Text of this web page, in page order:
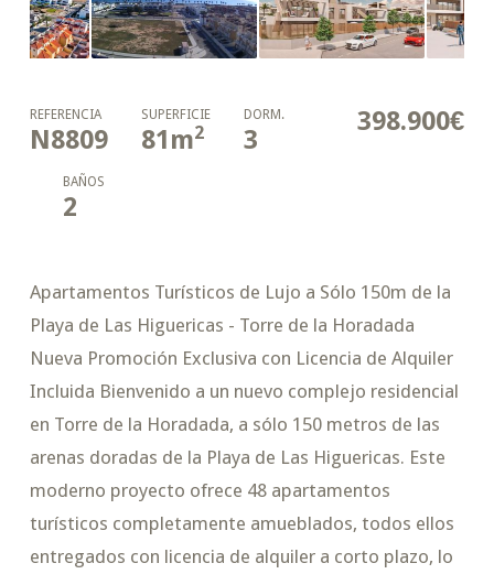
398.900€
REFERENCIA
N8809
SUPERFICIE
81m2
DORM.
3
BAÑOS
2
Apartamentos Turísticos de Lujo a Sólo 150m de la
Playa de Las Higuericas - Torre de la Horadada
Nueva Promoción Exclusiva con Licencia de Alquiler
Incluida Bienvenido a un nuevo complejo residencial
en Torre de la Horadada, a sólo 150 metros de las
arenas doradas de la Playa de Las Higuericas. Este
moderno proyecto ofrece 48 apartamentos
turísticos completamente amueblados, todos ellos
entregados con licencia de alquiler a corto plazo, lo